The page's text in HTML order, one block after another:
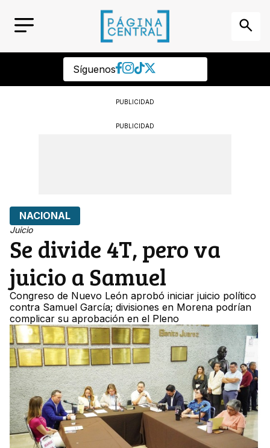
Síguenos
PUBLICIDAD
PUBLICIDAD
NACIONAL
Juicio
Se divide 4T, pero va
juicio a Samuel
Congreso de Nuevo León aprobó iniciar juicio político
contra Samuel García; divisiones en Morena podrían
complicar su aprobación en el Pleno